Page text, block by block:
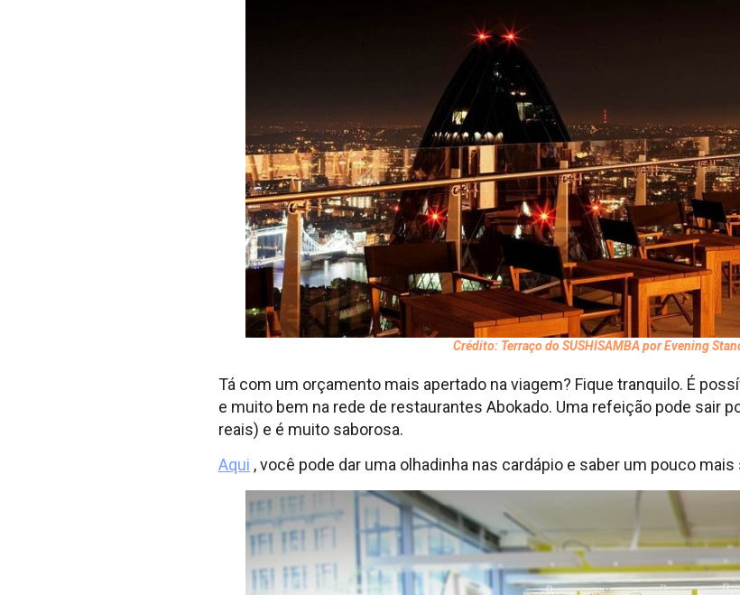
Crédito: Terraço do SUSHISAMBA por Evening
Tá com um orçamento mais apertado na viagem? Fique tranquilo. É
e muito bem na rede de restaurantes Abokado. Uma refeição pode sair
reais) e é muito saborosa.
Aqui , você pode dar uma olhadinha nas cardápio e saber um pouco mais